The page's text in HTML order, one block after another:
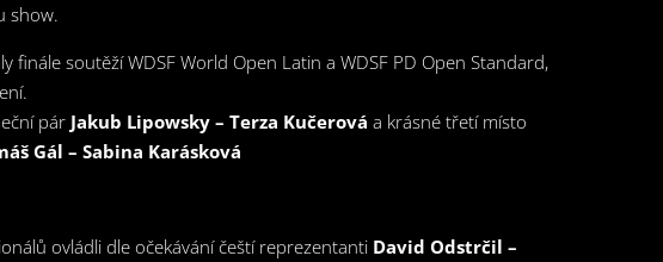
show.
finále soutěží WDSF World Open Latin a WDSF PD Open Standard,
pár Jakub Lipowsky – Terza Kučerová a krásné třetí místo
Gál – Sabina Karásková
ovládli dle očekávání čeští reprezentanti David Odstrčil –